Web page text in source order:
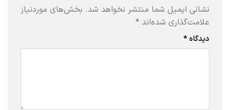
نشانی ایمیل شما منتشر نخواهد شد. بخش‌های موردنیاز
علامت‌گذاری شده‌اند *
دیدگاه*